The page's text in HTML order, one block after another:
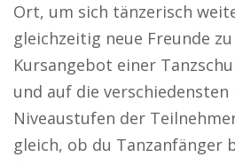
Ort, um sich tänzerisch
gleichzeitig neue Freunde
Kursangebot einer
und auf die verschiedensten
Niveaustufen der
gleich, ob du Tanzanfänger